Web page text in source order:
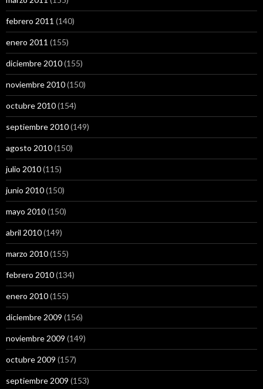
febrero 2011 (140)
enero 2011 (155)
diciembre 2010(155)
noviembre 2010(150)
octubre 2010(154)
septiembre 2010(149)
agosto 2010(150)
julio 2010(115)
junio 2010(150)
mayo 2010(150)
abril 2010(149)
marzo 2010(155)
febrero 2010(134)
enero 2010(155)
diciembre 2009 (156)
noviembre 2009 (149)
octubre 2009 (157)
septiembre 2009 (153)